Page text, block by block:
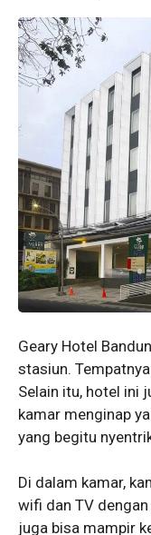
Geary Hotel
stasiun.
Selain itu, hotel ini
kamar menginap
yang begitu
Di dalam kamar,
wifi dan TV
juga bisa mampir